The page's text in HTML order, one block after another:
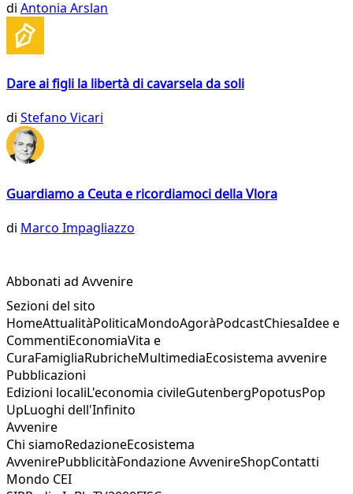
di Antonia Arslan
Dare ai figli la libertà di cavarsela da soli
di Stefano Vicari
Guardiamo a Ceuta e ricordiamoci della Vlora
di Marco Impagliazzo
Abbonati ad Avvenire
Sezioni del sito
HomeAttualitàPoliticaMondoAgoràPodcastChiesaIdee e
CommentiEconomiaVita e
CuraFamigliaRubricheMultimediaEcosistema avvenire
Pubblicazioni
Edizioni localiL'economia civileGutenbergPopotusPop
UpLuoghi dell'Infinito
Avvenire
Chi siamoRedazioneEcosistema
AvvenirePubblicitàFondazione AvvenireShopContatti
Mondo CEI